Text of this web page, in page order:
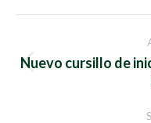
entre
Nuevo cursillo de